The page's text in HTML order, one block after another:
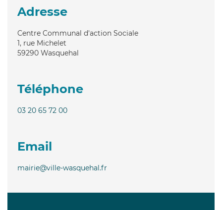
Adresse
Centre Communal d'action Sociale
1, rue Michelet
59290 Wasquehal
Téléphone
03 20 65 72 00
Email
mairie@ville-wasquehal.fr